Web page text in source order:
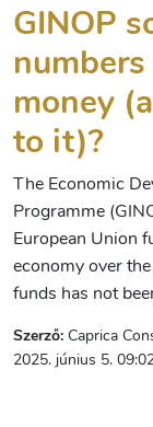
GINOP
money
to it)?
The Economic
Programme
European Union
economy over
funds has not
Szerző: Caprica
2025. június 5.